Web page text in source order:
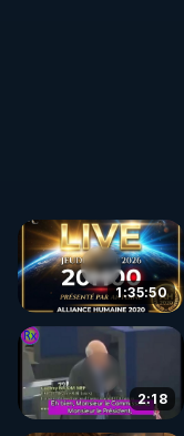
🌱 INSTAGRAM
https://
http://rgnr.li/
🌱 LA
Pour ne pas rater
1:35:50
2:18